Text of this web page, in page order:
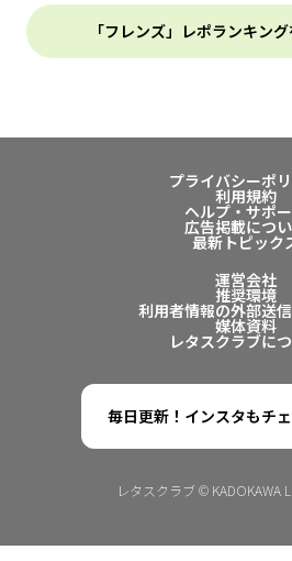
「フレンズ」レポランキン
プライバシーポ
利用規約
ヘルプ・サポ
広告掲載につ
最新トピック
運営会社
推奨環境
利用者情報の外部送
媒体資料
レタスクラブに
毎日更新！インスタもチェ
レタスクラブ © KADOKAWA